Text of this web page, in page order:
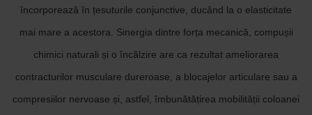
încorporează în țesuturile conjunctive, ducând la o elasticitate
mai mare a acestora. Sinergia dintre forța mecanică, compușii
chimici naturali și o încălzire are ca rezultat ameliorarea
contracturilor musculare dureroase, a blocajelor articulare sau a
compresiilor nervoase și, astfel, îmbunătățirea mobilității coloanei